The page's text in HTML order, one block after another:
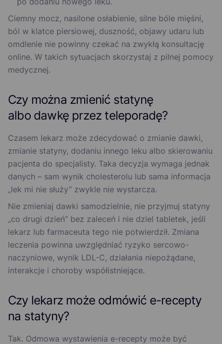
Ciemny mocz, nasilone osłabienie, silne bóle mięśni,
ból w klatce piersiowej, duszność, objawy udaru lub
omdlenie nie powinny czekać na zwykłą konsultację
online. W takich sytuacjach skorzystaj z pilnej pomocy
medycznej.
Czy można zmienić statynę
albo dawkę przez teleporadę?
Czasem lekarz może zdecydować o zmianie dawki,
zmianie statyny, dodaniu innego leku albo skierowaniu
pacjenta do specjalisty. Taka decyzja wymaga jednak
danych – sam wynik cholesterolu lub sama informacja
„lek mi nie służy” zwykle nie wystarcza.
Nie zmieniaj dawki samodzielnie, nie przyjmuj statyny
„co drugi dzień” bez zaleceń i nie dziel tabletek, jeśli
lekarz lub farmaceuta tego nie potwierdził. Zmiana
leczenia powinna uwzględniać ryzyko sercowo-
naczyniowe, wynik LDL-C, działania niepożądane,
interakcje i choroby współistniejące.
Czy lekarz może odmówić e-recepty
na statyny?
Tak. Odmowa wystawienia e-recepty może być